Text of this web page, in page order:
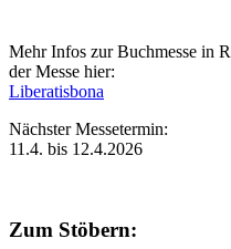
Mehr Infos zur Buchmesse in
der Messe hier:
Liberatisbona
Nächster Messetermin:
11.4. bis 12.4.2026
Zum Stöbern: